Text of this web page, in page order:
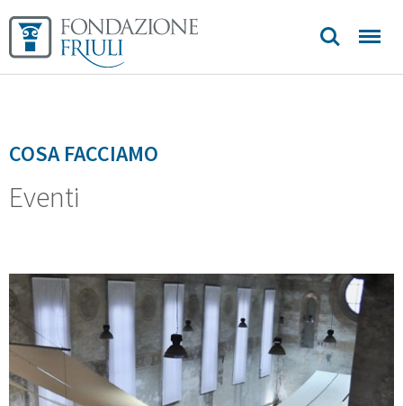
COSA FACCIAMO
Eventi